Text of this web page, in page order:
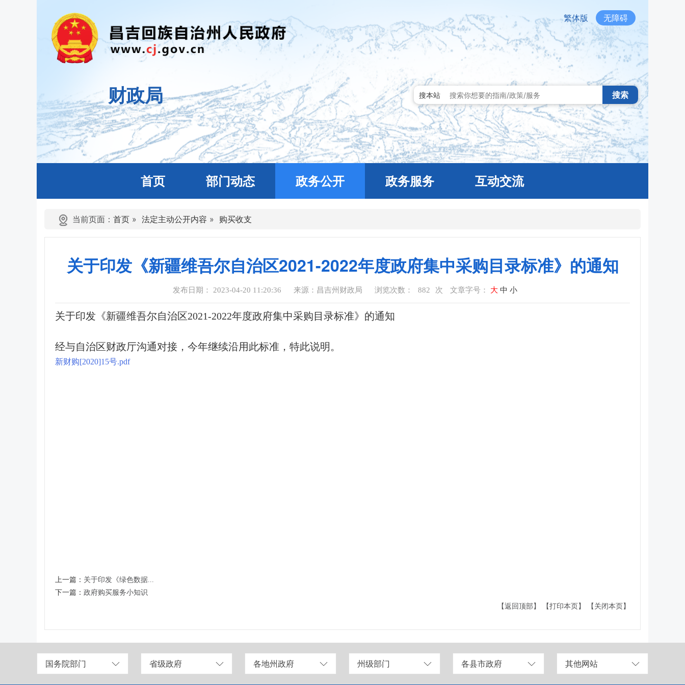
繁体版 无障碍
财政局 搜本站 搜索
首页 部门动态 政务公开 政务服务 互动交流
当前页面： 首页 » 法定主动公开内容 » 购买收支
关于印发《新疆维吾尔自治区2021-2022年度政府集中采购目录标准》的通知
发布日期： 2023-04-20 11:20:36 来源：昌吉州财政局 浏览次数： 882 次 文章字号： 大 中 小
关于印发《新疆维吾尔自治区2021-2022年度政府集中采购目录标准》的通知
经与自治区财政厅沟通对接，今年继续沿用此标准，特此说明。
新财购[2020]15号.pdf
上一篇： 关于印发《绿色数据...
下一篇： 政府购买服务小知识
【返回顶部】
【打印本页】 【关闭本页】
国务院部门 省级政府 各地州政府 州级部门 各县市政府 其他网站